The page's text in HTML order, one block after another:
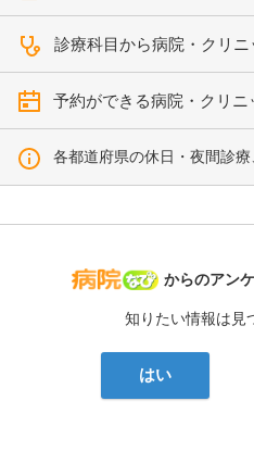
診療科目から病院・クリ
予約ができる病院・クリ
各都道府県の休日・夜間診
病院なび
からのアン
知りたい情報は見
はい